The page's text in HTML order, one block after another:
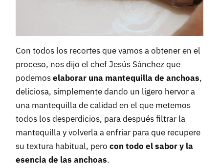
Con todos los recortes que vamos a obtener en el
proceso, nos dijo el chef Jesús Sánchez que
podemoselaborar una mantequilla de anchoas,
deliciosa, simplemente dando un ligero hervor a
una mantequilla de calidad en el que metemos
todos los desperdicios, para después filtrar la
mantequilla y volverla a enfriar para que recupere
su textura habitual, pero con todo el sabor y la
esencia de las anchoas.